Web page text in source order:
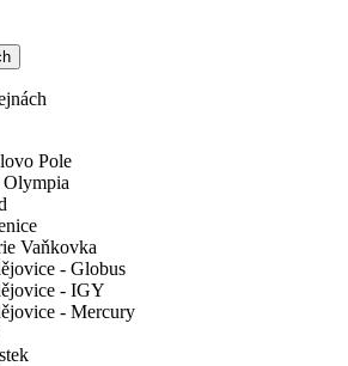
Pole
Vaňkovka
- Globus
- IGY
- Mercury